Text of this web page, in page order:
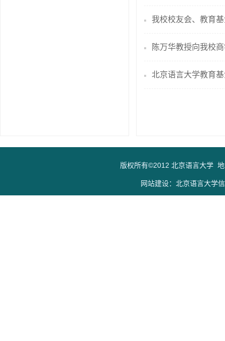
我校校友会、教育
陈万华教授向我校
北京语言大学教育
版权所有©2012 北京语言大学
网站建设：北京语言大学